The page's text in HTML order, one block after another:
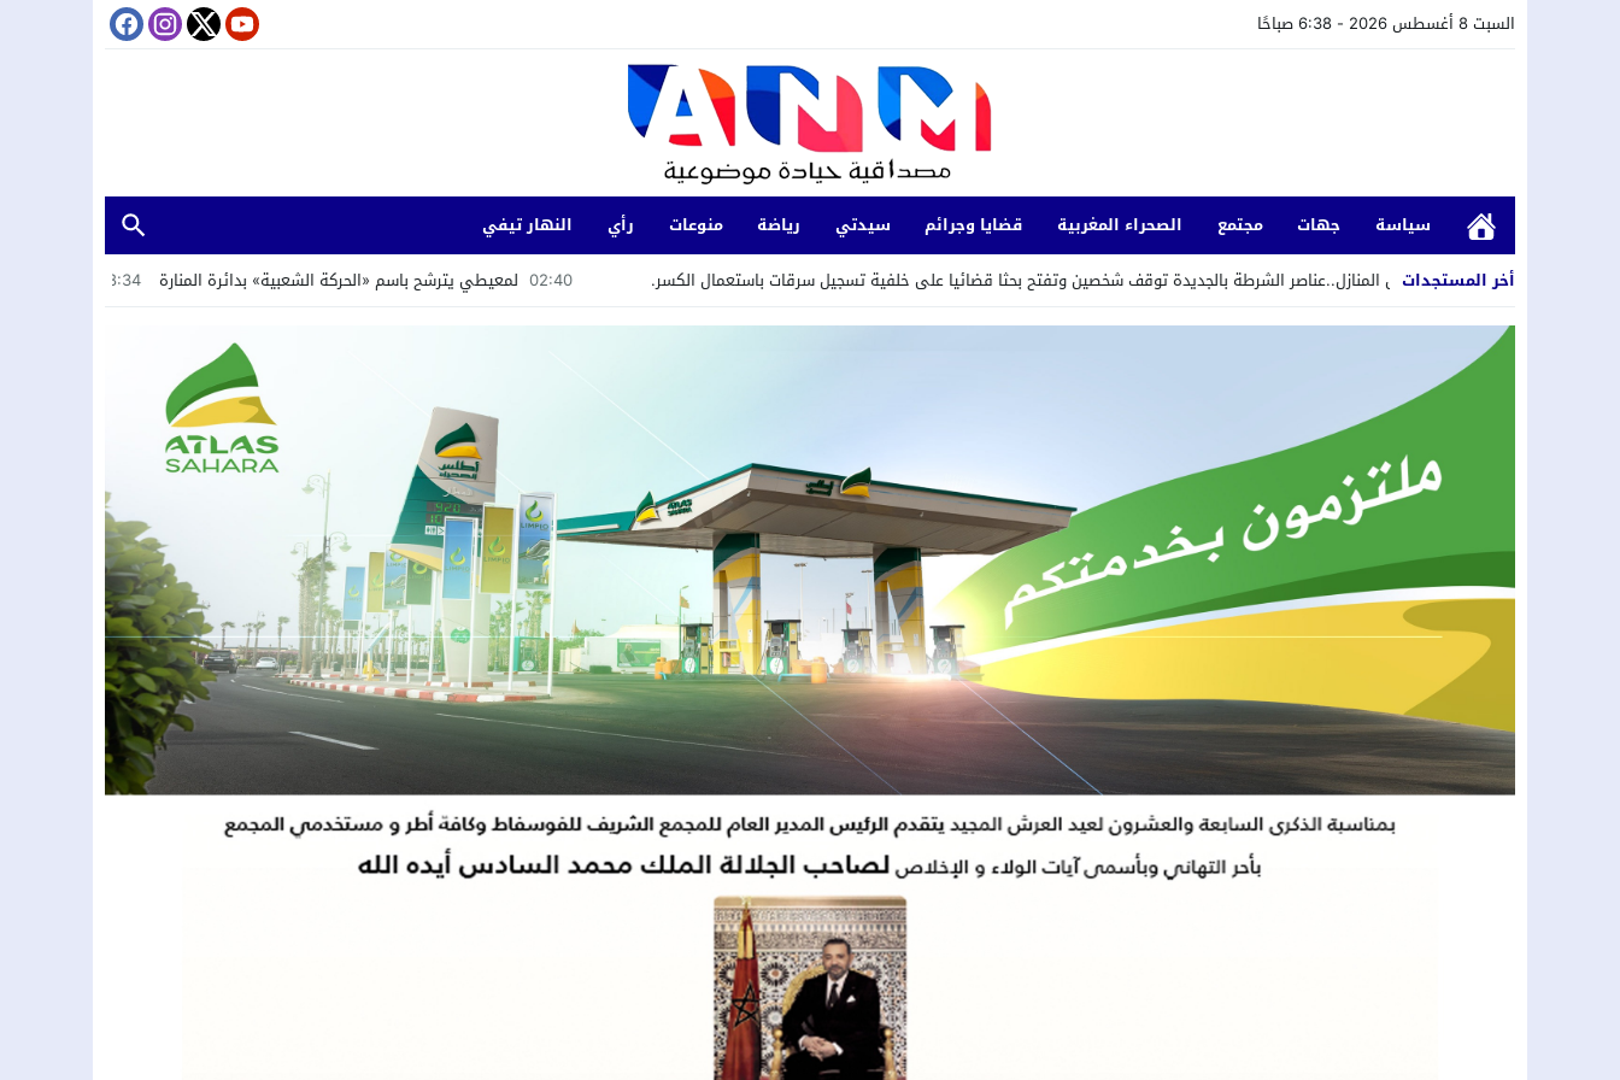
السبت 8 أغسطس 2026 - 6:38 صباحًا
سياسة جهات مجتمع الصحراء المغربية قضايا وجرائم سيدتي رياضة منوعات رأي
النهار تيفي
أخر المستجدات
لمعيطي يترشح باسم «الحركة الشعبية» بدائرة المنارة 18:34 جمعية “الشباب الرائد” سرقات من داخل المنازل..عناصر الشرطة بالجديدة توقف شخصين وتفتح بحثا قضائيا على خلفية تسجيل سرقات باستعمال الكسر.